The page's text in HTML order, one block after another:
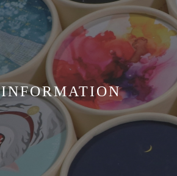
INFORMATION